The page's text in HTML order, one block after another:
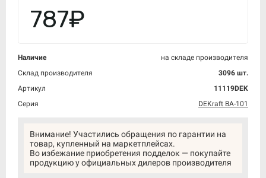
787₽
Наличие
на складе производителя
Склад производителя
3096 шт.
Артикул
11119DEK
Серия
DEKraft ВА-101
Внимание! Участились обращения по гарантии на
товар, купленный на маркетплейсах.
Во избежание приобретения подделок — покупайте
продукцию у официальных дилеров производителя